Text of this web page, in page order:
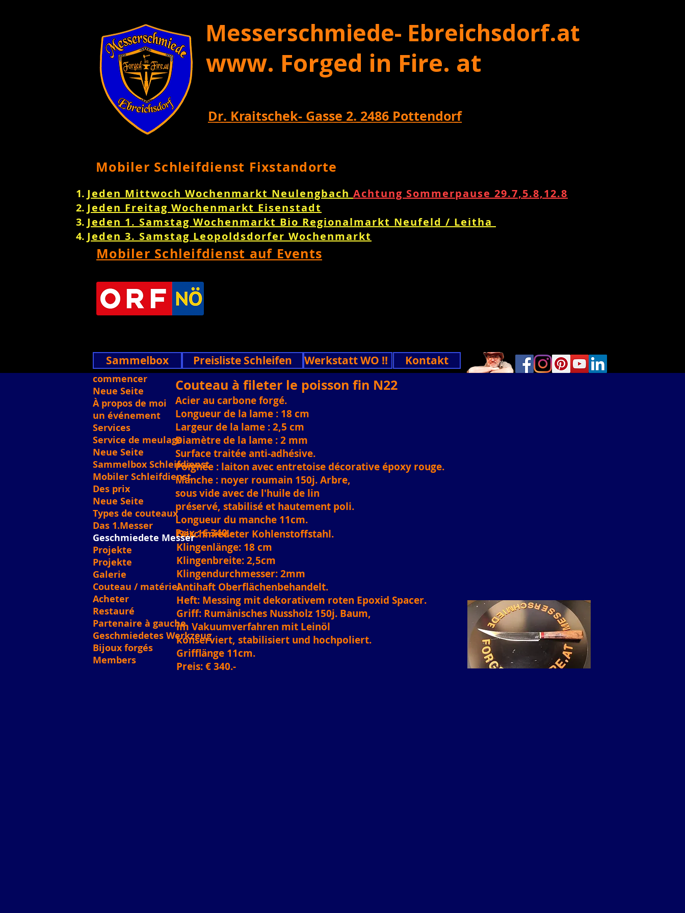
Messerschmiede- Ebreichsdorf.at
www. Forged in Fire. at
Dr. Kraitschek- Gasse 2. 2486 Pottendorf
Mobiler Schleifdienst Fixstandorte
Jeden Mittwoch Wochenmarkt Neulengbach Achtung Sommerpause 29.7,5.8,12.8
Jeden Freitag Wochenmarkt Eisenstadt
Jeden 1. Samstag Wochenmarkt Bio Regionalmarkt Neufeld / Leitha
Jeden 3. Samstag Leopoldsdorfer Wochenmarkt
Mobiler Schleifdienst auf Events
Sammelbox Preisliste Schleifen Werkstatt WO !! Kontakt
Couteau à fileter le poisson fin N22
Acier au carbone forgé.
Longueur de la lame : 18 cm
Largeur de la lame : 2,5 cm
Diamètre de la lame : 2 mm
Surface traitée anti-adhésive.
Poignée : laiton avec entretoise décorative époxy rouge.
Manche : noyer roumain 150j. Arbre,
sous vide avec de l'huile de lin
préservé, stabilisé et hautement poli.
Longueur du manche 11cm.
Prix : € 340.-
Geschmiedeter Kohlenstoffstahl.
Klingenlänge: 18 cm
Klingenbreite: 2,5cm
Klingendurchmesser: 2mm
Antihaft Oberflächenbehandelt.
Heft: Messing mit dekorativem roten Epoxid Spacer.
Griff: Rumänisches Nussholz 150j. Baum,
im Vakuumverfahren mit Leinöl
konserviert, stabilisiert und hochpoliert.
Grifflänge 11cm.
Preis: € 340.-
commencer
Neue Seite
À propos de moi
un événement
Services
Service de meulage
Neue Seite
Sammelbox Schleifdienst
Mobiler Schleifdienst
Des prix
Neue Seite
Types de couteaux
Das 1.Messer
Geschmiedete Messer
Projekte
Projekte
Galerie
Couteau / matériel
Acheter
Restauré
Partenaire à gauche
Geschmiedetes Werkzeug
Bijoux forgés
Members